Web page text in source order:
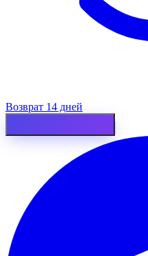
Возврат 14 дней